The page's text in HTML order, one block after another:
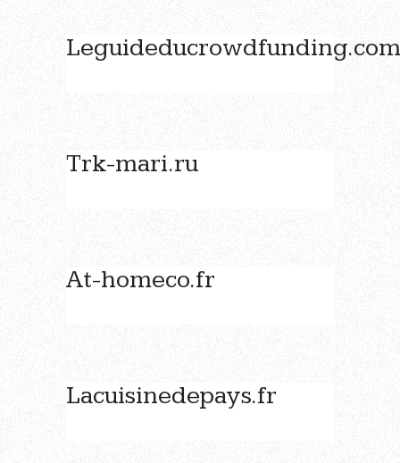
Leguideducrowdfunding.com
Trk-mari.ru
At-homeco.fr
Lacuisinedepays.fr